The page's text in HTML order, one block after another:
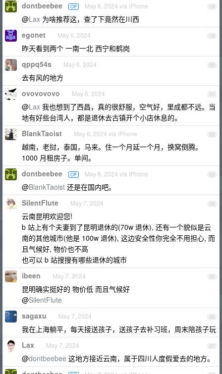
18
dontbeebee OP May 6, 2024 via iPhone
@Lax 为啥推荐这，查了下竟然在川西
19
egonet May 6, 2024
昨天看到两个 一南一北 西宁和鹤岗
20
qppq54s May 6, 2024
去有风的地方
21
ovovovovo May 6, 2024
@Lax 我也想到了西昌，真的很舒服，空气好，里成都不远。当
地有好些台湾人，都是退休去古镇开个小店休息的。
22
BlankTaoist May 6, 2024 via iPhone
越南，老挝，泰国，马来。住一个月延一个月，换窝倒腾。
1000 月租房子。单间。
23
dontbeebee OP May 6, 2024 via iPhone
@BlankTaoist 还是在国内吧。
24
SilentFlute May 7, 2024
云南昆明欢迎您!
b 站上有个夫妻到了昆明退休的(70w 退休), 还有一个貌似是云
南的其他城市(他是 100w 退休), 这边安全性你完全不用担心, 而
且气候好, 物价也不高
也可以 b 站搜搜有哪些退休的城市
25
ibeen May 7, 2024
昆明确实挺好的 物价低 而且气候好
@SilentFlute
26
sagaxu May 7, 2024
我在上海躺平，每天接送孩子，送孩子去补习班，周末陪孩子玩
27
Lax May 7, 2024
@dontbeebee 这地方接近云南，属于四川人度假爱去的地方。